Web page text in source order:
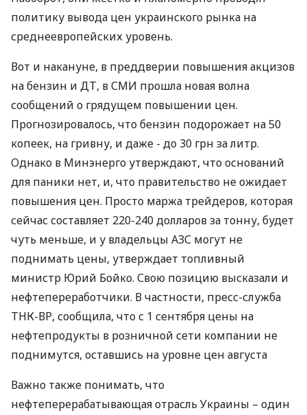
политику вывода цен украинского рынка на
среднеевропейских уровень.
Вот и накануне, в преддверии повышения акцизов
на бензин и ДТ, в СМИ прошла новая волна
сообщений о грядущем повышении цен.
Прогнозировалось, что бензин подорожает на 50
копеек, на гривну, и даже - до 30 грн за литр.
Однако в Минэнерго утверждают, что оснований
для паники нет, и, что правительство не ожидает
повышения цен. Просто маржа трейдеров, которая
сейчас составляет 220-240 долларов за тонну, будет
чуть меньше, и у владельцы АЗС могут не
поднимать цены, утверждает топливный
министр Юрий Бойко. Свою позицию высказали и
нефтепереработчики. В частности, пресс-служба
ТНК-ВР, сообщила, что с 1 сентября цены на
нефтепродукты в розничной сети компании не
поднимутся, оставшись на уровне цен августа
Важно также понимать, что
нефтеперерабатывающая отрасль Украины – один